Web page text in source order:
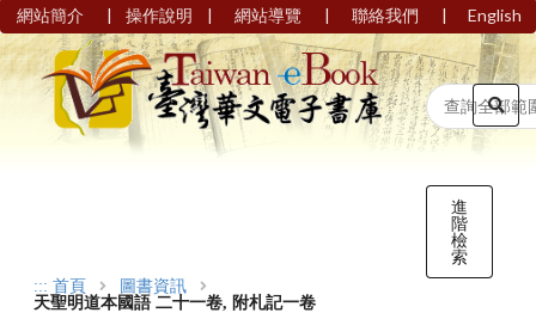
網站簡介 | 操作說明 | 網站導覽 | 聯絡我們 | English
進
階
檢
索
::: 首頁
圖書資訊
天聖明道本國語 二十一卷, 附札記一卷